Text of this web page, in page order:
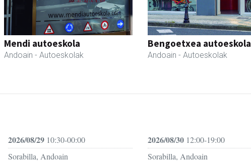
Mendi autoeskola
Andoain - Autoeskolak
Bengoetxea autoeskola
Andoain - Autoeskolak
2026/08/2910:30-00:00
Sorabilla, Andoain
2026/08/30 12:00-19:00
Sorabilla, Andoain